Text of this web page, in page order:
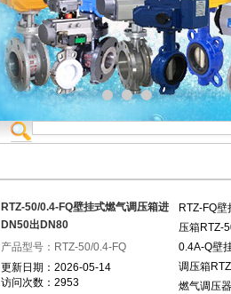
RTZ-50/0.4-FQ壁挂式燃气调压箱进
DN50出DN80
产品型号：RTZ-50/0.4-FQ
更新日期：2026-05-14
访问次数：2953
RTZ-FQ
压箱RTZ-
0.4A-Q壁
调压箱
燃气调压